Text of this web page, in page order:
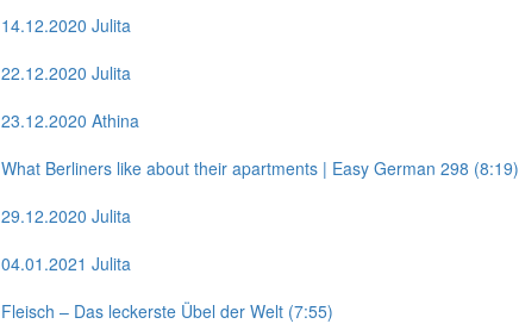
14.12.2020 Julita
22.12.2020 Julita
23.12.2020 Athina
What Berliners like about their apartments | Easy German 298 (8:19)
29.12.2020 Julita
04.01.2021 Julita
Fleisch – Das leckerste Übel der Welt (7:55)